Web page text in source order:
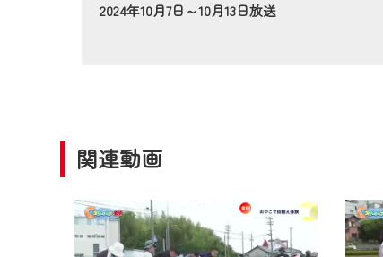
2024年10月7日～10月13日放送
関連動画
ご不便をおかけいたしますが